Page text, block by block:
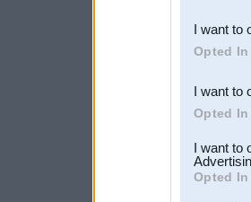
third
I want to
Opted In
I want to
Opted In
I want to
Opted In